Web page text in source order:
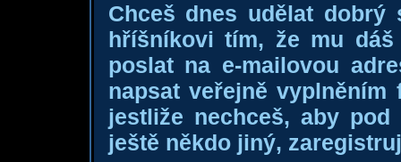
Chceš dnes udělat dobrý
hříšníkovi tím, že mu
poslat na e-mailovou
napsat veřejně
jestliže nechceš, aby
ještě někdo jiný,